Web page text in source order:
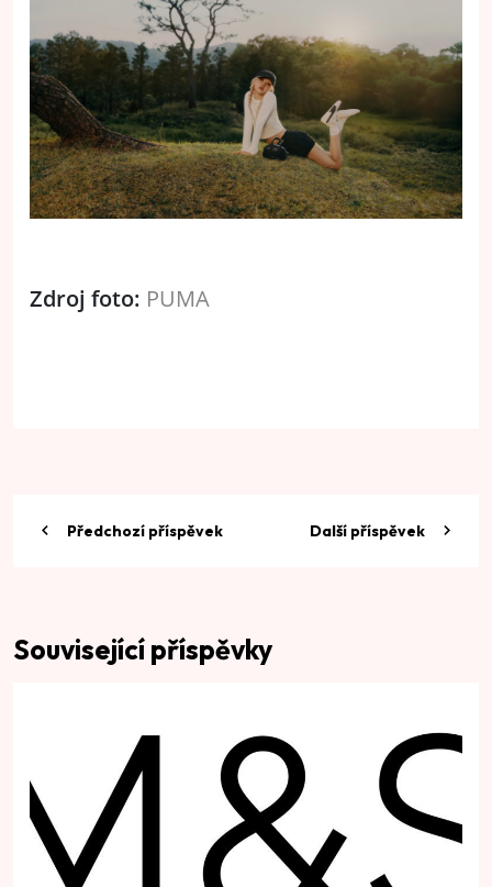
Zdroj foto: PUMA
Předchozí příspěvek Další příspěvek
Související příspěvky